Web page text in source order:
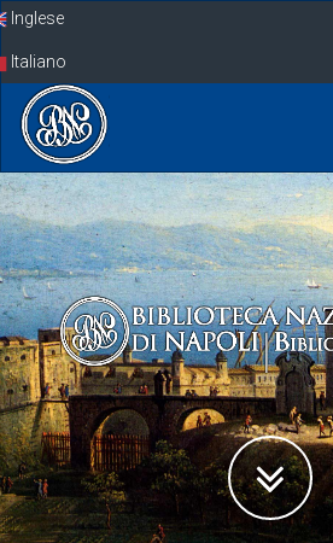
SkipInglese
Italiano